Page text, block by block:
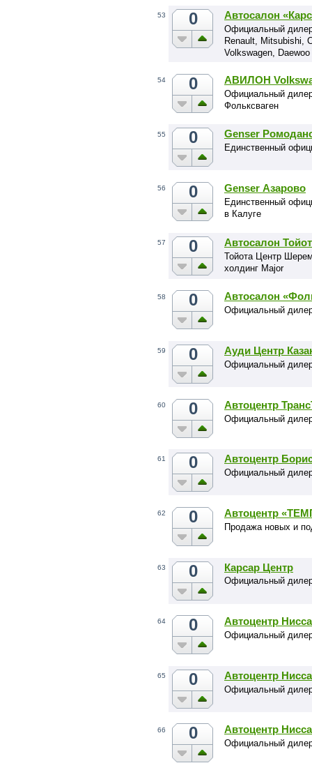
53 0 Автосалон
Официальный
Renault, Mitsubishi,
Volkswagen, Daewoo
54 0 АВИЛОН
Официальный
Фольксваген
55 0 Genser
Единственный
56 0 Genser Азарово
Единственный
в Калуге
57 0 Автосалон
Тойота Центр
холдинг Major
58 0 Автосалон
Официальный
59 0 Ауди Центр
Официальный
60 0 Автоцентр
Официальный
61 0 Автоцентр
Официальный
62 0 Автоцентр
Продажа новых и
63 0 Карсар Центр
Официальный
64 0 Автоцентр
Официальный
65 0 Автоцентр
Официальный
66 0 Автоцентр
Официальный